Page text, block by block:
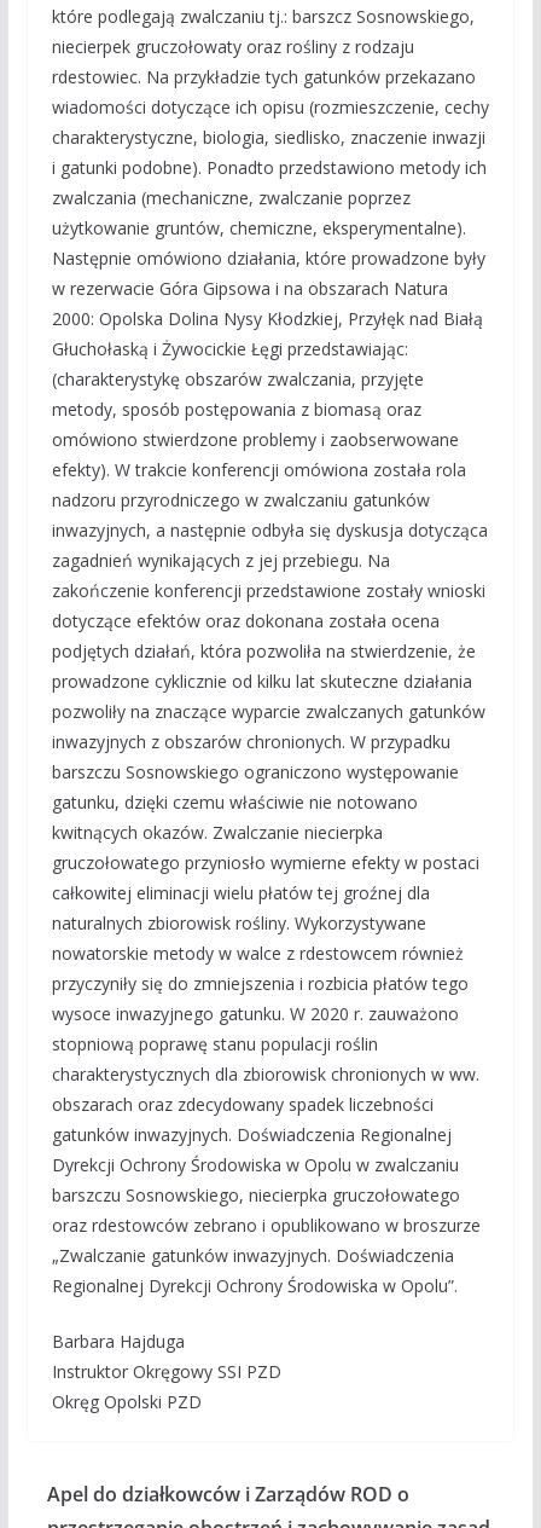
które podlegają zwalczaniu tj.: barszcz Sosnowskiego,
niecierpek gruczołowaty oraz rośliny z rodzaju
rdestowiec. Na przykładzie tych gatunków przekazano
wiadomości dotyczące ich opisu (rozmieszczenie, cechy
charakterystyczne, biologia, siedlisko, znaczenie inwazji
i gatunki podobne). Ponadto przedstawiono metody ich
zwalczania (mechaniczne, zwalczanie poprzez
użytkowanie gruntów, chemiczne, eksperymentalne).
Następnie omówiono działania, które prowadzone były
w rezerwacie Góra Gipsowa i na obszarach Natura
2000: Opolska Dolina Nysy Kłodzkiej, Przyłęk nad Białą
Głuchołaską i Żywocickie Łęgi przedstawiając:
(charakterystykę obszarów zwalczania, przyjęte
metody, sposób postępowania z biomasą oraz
omówiono stwierdzone problemy i zaobserwowane
efekty). W trakcie konferencji omówiona została rola
nadzoru przyrodniczego w zwalczaniu gatunków
inwazyjnych, a następnie odbyła się dyskusja dotycząca
zagadnień wynikających z jej przebiegu. Na
zakończenie konferencji przedstawione zostały wnioski
dotyczące efektów oraz dokonana została ocena
podjętych działań, która pozwoliła na stwierdzenie, że
prowadzone cyklicznie od kilku lat skuteczne działania
pozwoliły na znaczące wyparcie zwalczanych gatunków
inwazyjnych z obszarów chronionych. W przypadku
barszczu Sosnowskiego ograniczono występowanie
gatunku, dzięki czemu właściwie nie notowano
kwitnących okazów. Zwalczanie niecierpka
gruczołowatego przyniosło wymierne efekty w postaci
całkowitej eliminacji wielu płatów tej groźnej dla
naturalnych zbiorowisk rośliny. Wykorzystywane
nowatorskie metody w walce z rdestowcem również
przyczyniły się do zmniejszenia i rozbicia płatów tego
wysoce inwazyjnego gatunku. W 2020 r. zauważono
stopniową poprawę stanu populacji roślin
charakterystycznych dla zbiorowisk chronionych w ww.
obszarach oraz zdecydowany spadek liczebności
gatunków inwazyjnych. Doświadczenia Regionalnej
Dyrekcji Ochrony Środowiska w Opolu w zwalczaniu
barszczu Sosnowskiego, niecierpka gruczołowatego
oraz rdestowców zebrano i opublikowano w broszurze
„Zwalczanie gatunków inwazyjnych. Doświadczenia
Regionalnej Dyrekcji Ochrony Środowiska w Opolu”.
Barbara Hajduga
Instruktor Okręgowy SSI PZD
Okręg Opolski PZD
Apel do działkowców i Zarządów ROD o